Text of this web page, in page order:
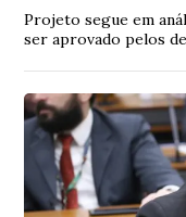
Projeto segue em
ser aprovado pelos